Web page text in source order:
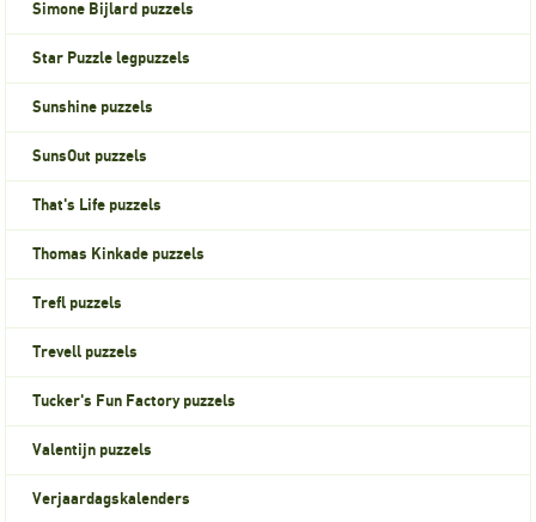
Simone Bijlard puzzels
Star Puzzle legpuzzels
Sunshine puzzels
SunsOut puzzels
That's Life puzzels
Thomas Kinkade puzzels
Trefl puzzels
Trevell puzzels
Tucker's Fun Factory puzzels
Valentijn puzzels
Verjaardagskalenders